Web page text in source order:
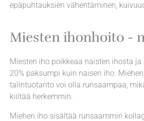
epäpuhtauksien vähentäminen,
Miesten ihonhoito -
Miesten iho poikkeaa naisten ihosta
20% paksumpi kuin naisen iho.
talintuotanto voi olla runsaampaa,
kiiltää herkemmin.
Miehen iho sisältää runsaammin